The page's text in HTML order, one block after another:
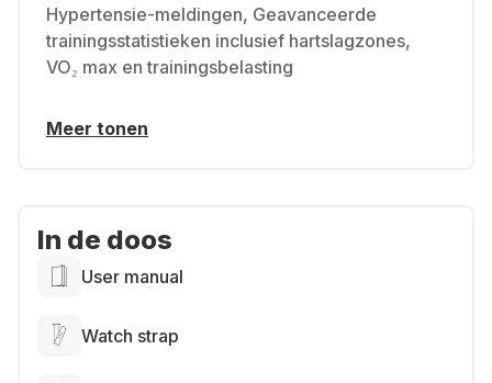
Hypertensie-meldingen, Geavanceerde
trainingsstatistieken inclusief hartslagzones,
VO₂ max en trainingsbelasting
Meer tonen
In de doos
User manual
Watch strap